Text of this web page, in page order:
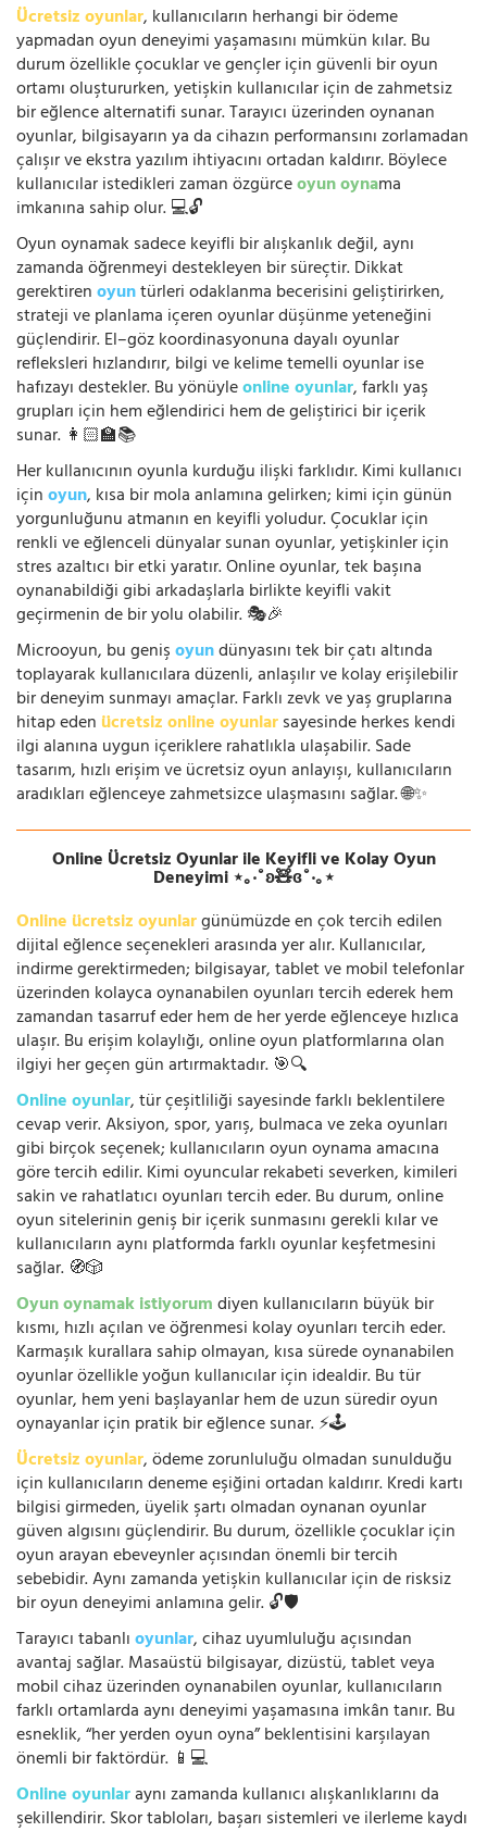
Ücretsiz oyunlar, kullanıcıların herhangi bir ödeme
yapmadan oyun deneyimi yaşamasını mümkün kılar. Bu
durum özellikle çocuklar ve gençler için güvenli bir oyun
ortamı oluştururken, yetişkin kullanıcılar için de zahmetsiz
bir eğlence alternatifi sunar. Tarayıcı üzerinden oynanan
oyunlar, bilgisayarın ya da cihazın performansını zorlamadan
çalışır ve ekstra yazılım ihtiyacını ortadan kaldırır. Böylece
kullanıcılar istedikleri zaman özgürceoyun oynama
imkanına sahip olur. 💻🔓
Oyun oynamak sadece keyifli bir alışkanlık değil, aynı
zamanda öğrenmeyi destekleyen bir süreçtir. Dikkat
gerektirenoyuntürleri odaklanma becerisini geliştirirken,
strateji ve planlama içeren oyunlar düşünme yeteneğini
güçlendirir. El–göz koordinasyonuna dayalı oyunlar
refleksleri hızlandırır, bilgi ve kelime temelli oyunlar ise
hafızayı destekler. Bu yönüyleonline oyunlar, farklı yaş
grupları için hem eğlendirici hem de geliştirici bir içerik
sunar. 👩🏻‍🏫📚
Her kullanıcının oyunla kurduğu ilişki farklıdır. Kimi kullanıcı
içinoyun, kısa bir mola anlamına gelirken; kimi için günün
yorgunluğunu atmanın en keyifli yoludur. Çocuklar için
renkli ve eğlenceli dünyalar sunan oyunlar, yetişkinler için
stres azaltıcı bir etki yaratır. Online oyunlar, tek başına
oynanabildiği gibi arkadaşlarla birlikte keyifli vakit
geçirmenin de bir yolu olabilir. 🎭🎉
Microoyun, bu genişoyundünyasını tek bir çatı altında
toplayarak kullanıcılara düzenli, anlaşılır ve kolay erişilebilir
bir deneyim sunmayı amaçlar. Farklı zevk ve yaş gruplarına
hitap eden ücretsiz online oyunlarsayesinde herkes kendi
ilgi alanına uygun içeriklere rahatlıkla ulaşabilir. Sade
tasarım, hızlı erişim ve ücretsiz oyun anlayışı, kullanıcıların
aradıkları eğlenceye zahmetsizce ulaşmasını sağlar. 🌐✨
Online Ücretsiz Oyunlar ile Keyifli ve Kolay Oyun
Deneyimi ⋆｡‧˚ʚ🧸ɞ˚‧｡⋆
Online ücretsiz oyunlargünümüzde en çok tercih edilen
dijital eğlence seçenekleri arasında yer alır. Kullanıcılar,
indirme gerektirmeden; bilgisayar, tablet ve mobil telefonlar
üzerinden kolayca oynanabilen oyunları tercih ederek hem
zamandan tasarruf eder hem de her yerde eğlenceye hızlıca
ulaşır. Bu erişim kolaylığı, online oyun platformlarına olan
ilgiyi her geçen gün artırmaktadır. 🎯🔍
Online oyunlar, tür çeşitliliği sayesinde farklı beklentilere
cevap verir. Aksiyon, spor, yarış, bulmaca ve zeka oyunları
gibi birçok seçenek; kullanıcıların oyun oynama amacına
göre tercih edilir. Kimi oyuncular rekabeti severken, kimileri
sakin ve rahatlatıcı oyunları tercih eder. Bu durum, online
oyun sitelerinin geniş bir içerik sunmasını gerekli kılar ve
kullanıcıların aynı platformda farklı oyunlar keşfetmesini
sağlar. 🧭🎲
Oyun oynamak istiyorumdiyen kullanıcıların büyük bir
kısmı, hızlı açılan ve öğrenmesi kolay oyunları tercih eder.
Karmaşık kurallara sahip olmayan, kısa sürede oynanabilen
oyunlar özellikle yoğun kullanıcılar için idealdir. Bu tür
oyunlar, hem yeni başlayanlar hem de uzun süredir oyun
oynayanlar için pratik bir eğlence sunar. ⚡🕹️
Ücretsiz oyunlar, ödeme zorunluluğu olmadan sunulduğu
için kullanıcıların deneme eşiğini ortadan kaldırır. Kredi kartı
bilgisi girmeden, üyelik şartı olmadan oynanan oyunlar
güven algısını güçlendirir. Bu durum, özellikle çocuklar için
oyun arayan ebeveynler açısından önemli bir tercih
sebebidir. Aynı zamanda yetişkin kullanıcılar için de risksiz
bir oyun deneyimi anlamına gelir. 🔓🛡️
Tarayıcı tabanlıoyunlar, cihaz uyumluluğu açısından
avantaj sağlar. Masaüstü bilgisayar, dizüstü, tablet veya
mobil cihaz üzerinden oynanabilen oyunlar, kullanıcıların
farklı ortamlarda aynı deneyimi yaşamasına imkân tanır. Bu
esneklik, “her yerden oyun oyna” beklentisini karşılayan
önemli bir faktördür. 📱💻
Online oyunlaraynı zamanda kullanıcı alışkanlıklarını da
şekillendirir. Skor tabloları, başarı sistemleri ve ilerleme kaydı